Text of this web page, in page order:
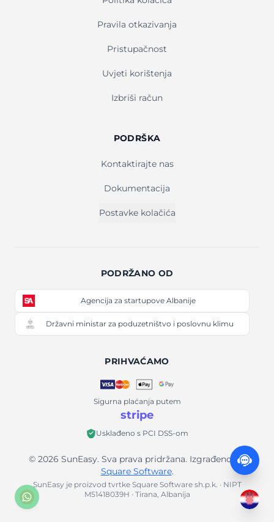
Pravila otkazivanja
Pristupačnost
Uvjeti korištenja
Izbriši račun
PODRŠKA
Kontaktirajte nas
Dokumentacija
Postavke kolačića
PODRŽANO OD
Agencija za startupove Albanije
Državni ministar za poduzetništvo i poslovnu klimu
PRIHVAĆAMO
Sigurna plaćanja putem
stripe
Usklađeno s PCI DSS-om
© 2026 SunEasy. Sva prava pridržana. Izgrađeno od
Square Software.
SunEasy je proizvod tvrtke Square Software sh.p.k. · NIPT
M51418039H · Tirana, Albanija